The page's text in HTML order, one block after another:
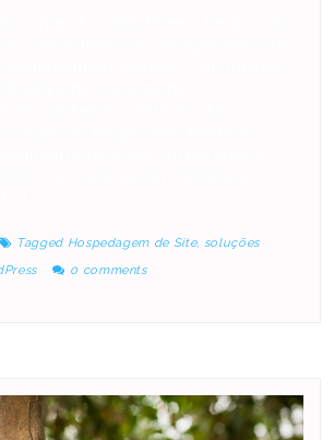
Tagged Hospedagem de Site, soluções
0 comments